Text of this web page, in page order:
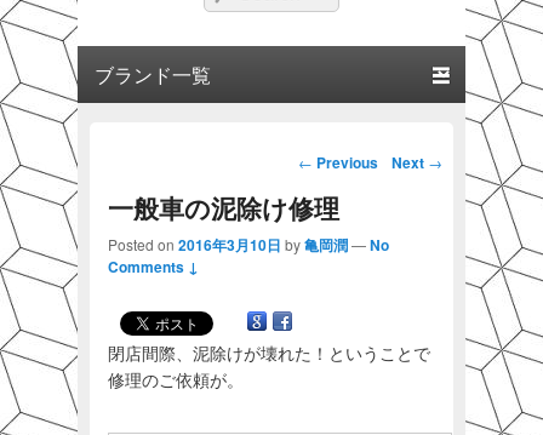
Post navigation
← Previous Next →
一般車の泥除け修理
Posted on 2016年3月10日 by亀岡潤—No
Comments ↓
閉店間際、泥除けが壊れた！ということで
修理のご依頼が。